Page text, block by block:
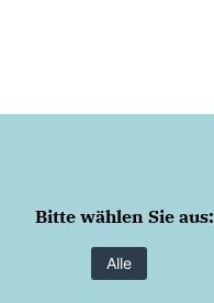
Bitte wählen Sie aus:
Alle